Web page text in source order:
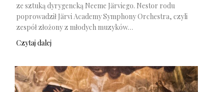
ze sztuką dyrygencką Neeme Järviego. Nestor rodu
poprowadził Järvi Academy Symphony Orchestra, czyli
zespół złożony z młodych muzyków…
Czytaj dalej